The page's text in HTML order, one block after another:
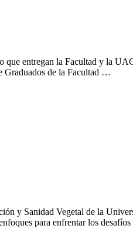
que entregan la Facultad y la
Graduados de la Facultad …
y Sanidad Vegetal de la
para enfrentar los